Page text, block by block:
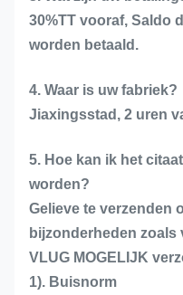
30%TT vooraf, Saldo
worden betaald.
4. Waar is uw fabriek?
Jiaxingsstad, 2 uren
5. Hoe kan ik het
worden?
Gelieve te verzenden
bijzonderheden zoals
VLUG MOGELIJK
1). Buisnorm